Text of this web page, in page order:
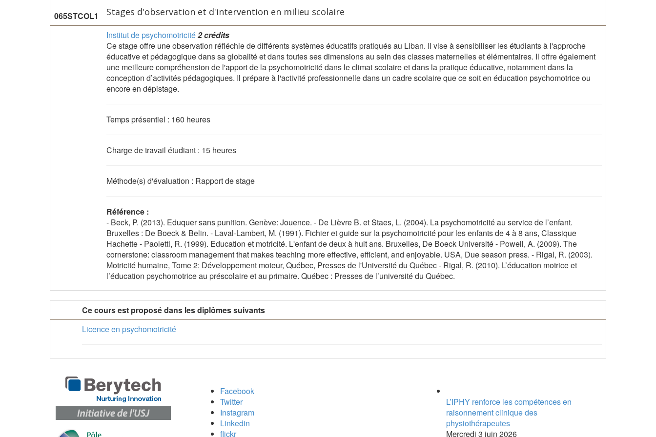
065STCOL1 Stages d'observation et d'intervention en milieu scolaire
Institut de psychomotricité2 crédits
Ce stage offre une observation réfléchie de différents systèmes éducatifs pratiqués au Liban. Il vise à sensibiliser les étudiants à l'approche
éducative et pédagogique dans sa globalité et dans toutes ses dimensions au sein des classes maternelles et élémentaires. Il offre également
une meilleure compréhension de l'apport de la psychomotricité dans le climat scolaire et dans la pratique éducative, notamment dans la
conception d’activités pédagogiques. Il prépare à l'activité professionnelle dans un cadre scolaire que ce soit en éducation psychomotrice ou
encore en dépistage.
Temps présentiel : 160 heures
Charge de travail étudiant : 15 heures
Méthode(s) d'évaluation : Rapport de stage
Référence :
- Beck, P. (2013). Eduquer sans punition. Genève: Jouence. - De Lièvre B. et Staes, L. (2004). La psychomotricité au service de l’enfant.
Bruxelles : De Boeck & Belin. - Laval-Lambert, M. (1991). Fichier et guide sur la psychomotricité pour les enfants de 4 à 8 ans, Classique
Hachette - Paoletti, R. (1999). Education et motricité. L'enfant de deux à huit ans. Bruxelles, De Boeck Université - Powell, A. (2009). The
cornerstone: classroom management that makes teaching more effective, efficient, and enjoyable. USA, Due season press. - Rigal, R. (2003).
Motricité humaine, Tome 2: Développement moteur, Québec, Presses de l'Université du Québec - Rigal, R. (2010). L’éducation motrice et
l’éducation psychomotrice au préscolaire et au primaire. Québec : Presses de l’université du Québec.
Ce cours est proposé dans les diplômes suivants
Licence en psychomotricité
Facebook
Twitter
Instagram
Linkedin
flickr
L’IPHY renforce les compétences en
raisonnement clinique des
physiothérapeutes
Mercredi 3 juin 2026